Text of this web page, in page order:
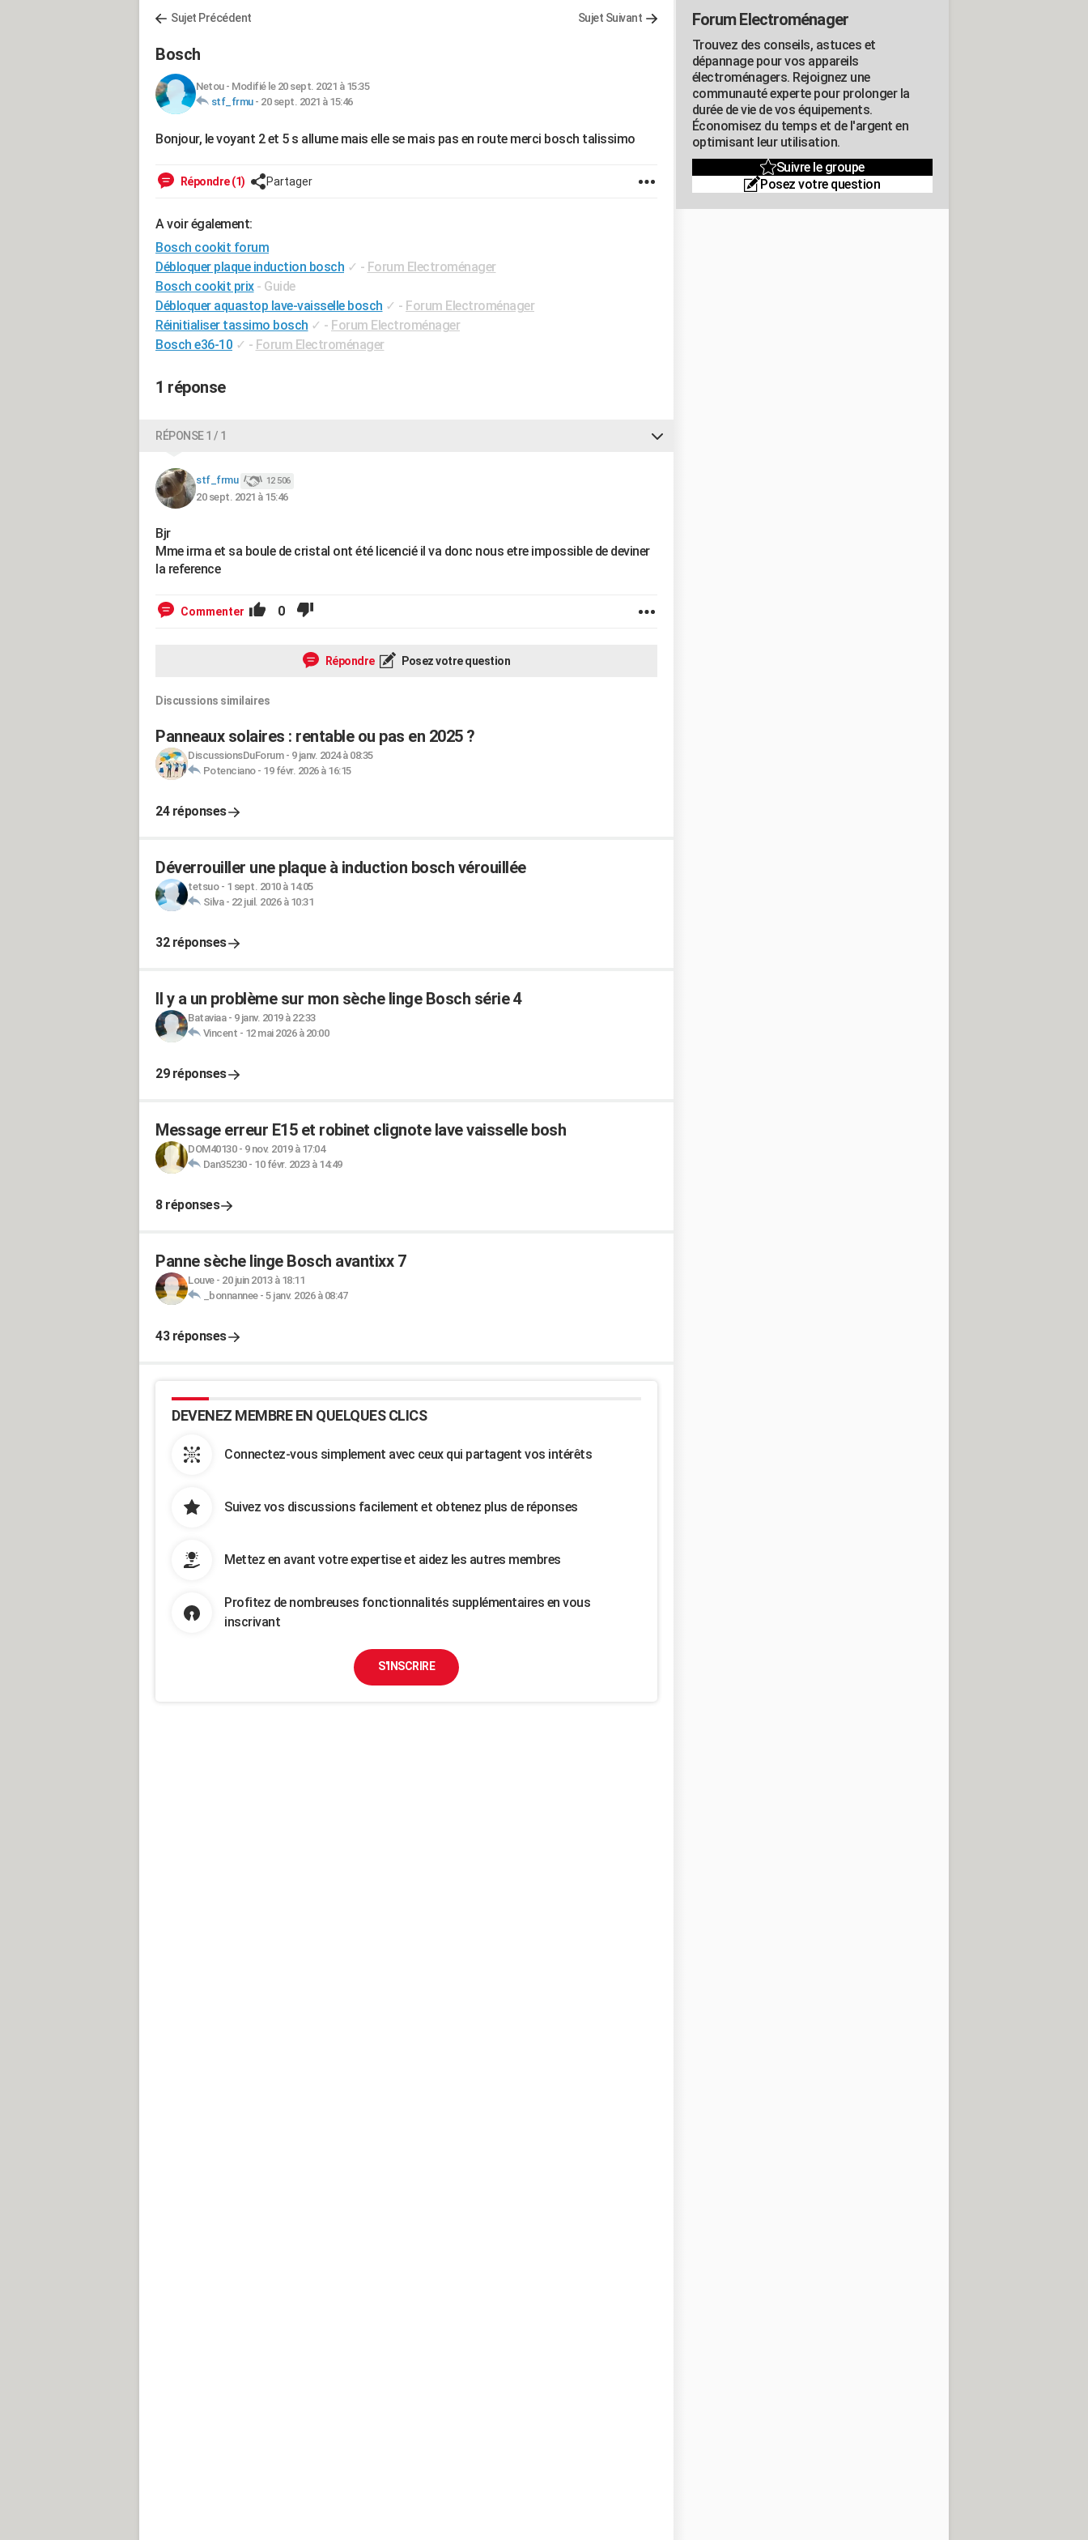
Sujet Précédent Sujet Suivant
Bosch
Netou- Modifié le 20 sept. 2021 à 15:35
stf_frmu- 20 sept. 2021 à 15:46
Bonjour, le voyant 2 et 5 s allume mais elle se mais pas en route merci bosch talissimo
Répondre (1) Partager
A voir également:
Bosch cookit forum
Débloquer plaque induction bosch ✓ - Forum Electroménager
Bosch cookit prix - Guide
Débloquer aquastop lave-vaisselle bosch ✓ - Forum Electroménager
Réinitialiser tassimo bosch ✓ - Forum Electroménager
Bosch e36-10 ✓ - Forum Electroménager
1 réponse
RÉPONSE 1 / 1
stf_frmu 12 506
20 sept. 2021 à 15:46
Bjr
Mme irma et sa boule de cristal ont été licencié il va donc nous etre impossible de deviner
la reference
Commenter 0
Répondre Posez votre question
Discussions similaires
Panneaux solaires : rentable ou pas en 2025 ?
DiscussionsDuForum- 9 janv. 2024 à 08:35
Potenciano- 19 févr. 2026 à 16:15
24 réponses
Déverrouiller une plaque à induction bosch vérouillée
tetsuo- 1 sept. 2010 à 14:05
Silva- 22 juil. 2026 à 10:31
32 réponses
Il y a un problème sur mon sèche linge Bosch série 4
Bataviaa- 9 janv. 2019 à 22:33
Vincent - 12 mai 2026 à 20:00
29 réponses
Message erreur E15 et robinet clignote lave vaisselle bosh
DOM40130- 9 nov. 2019 à 17:04
Dan35230- 10 févr. 2023 à 14:49
8 réponses
Panne sèche linge Bosch avantixx 7
Louve- 20 juin 2013 à 18:11
_bonnannee- 5 janv. 2026 à 08:47
43 réponses
DEVENEZ MEMBRE EN QUELQUES CLICS
Connectez-vous simplement avec ceux qui partagent vos intérêts
Suivez vos discussions facilement et obtenez plus de réponses
Mettez en avant votre expertise et aidez les autres membres
Profitez de nombreuses fonctionnalités supplémentaires en vous
inscrivant
S'INSCRIRE
Forum Electroménager
Trouvez des conseils, astuces et
dépannage pour vos appareils
électroménagers. Rejoignez une
communauté experte pour prolonger la
durée de vie de vos équipements.
Économisez du temps et de l'argent en
optimisant leur utilisation.
Suivre le groupe
Posez votre question